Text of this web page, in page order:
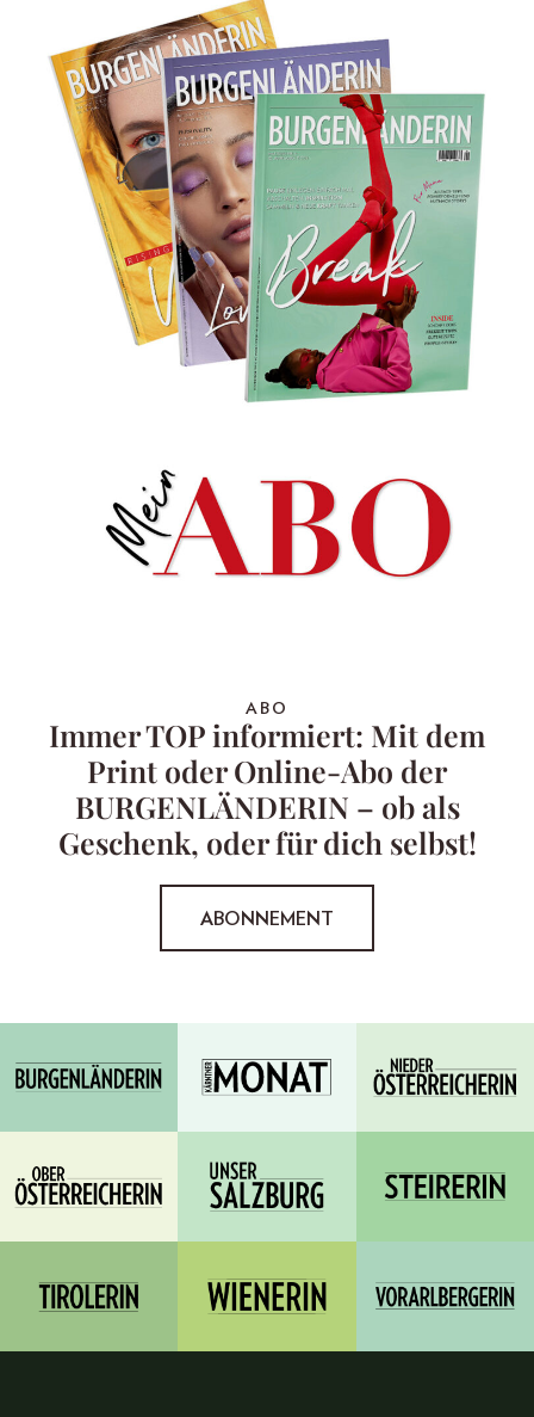
ABO
Immer TOP informiert: Mit dem
Print oder Online-Abo der
BURGENLÄNDERIN – ob als
Geschenk, oder für dich selbst!
ABONNEMENT